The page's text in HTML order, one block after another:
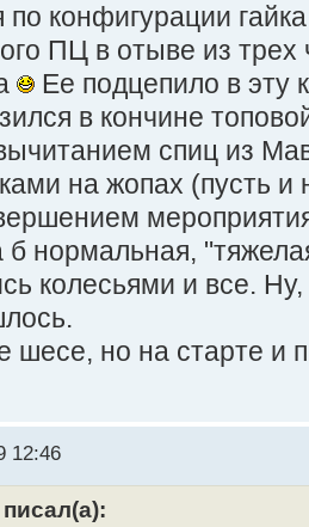
по конфигурации
ПЦ в отыве из трех
Ее подцепило в эту
в кончине
спиц из
на жопах (пусть
нормальная,
колесьями и все.
шесе, но на старте и
12:46